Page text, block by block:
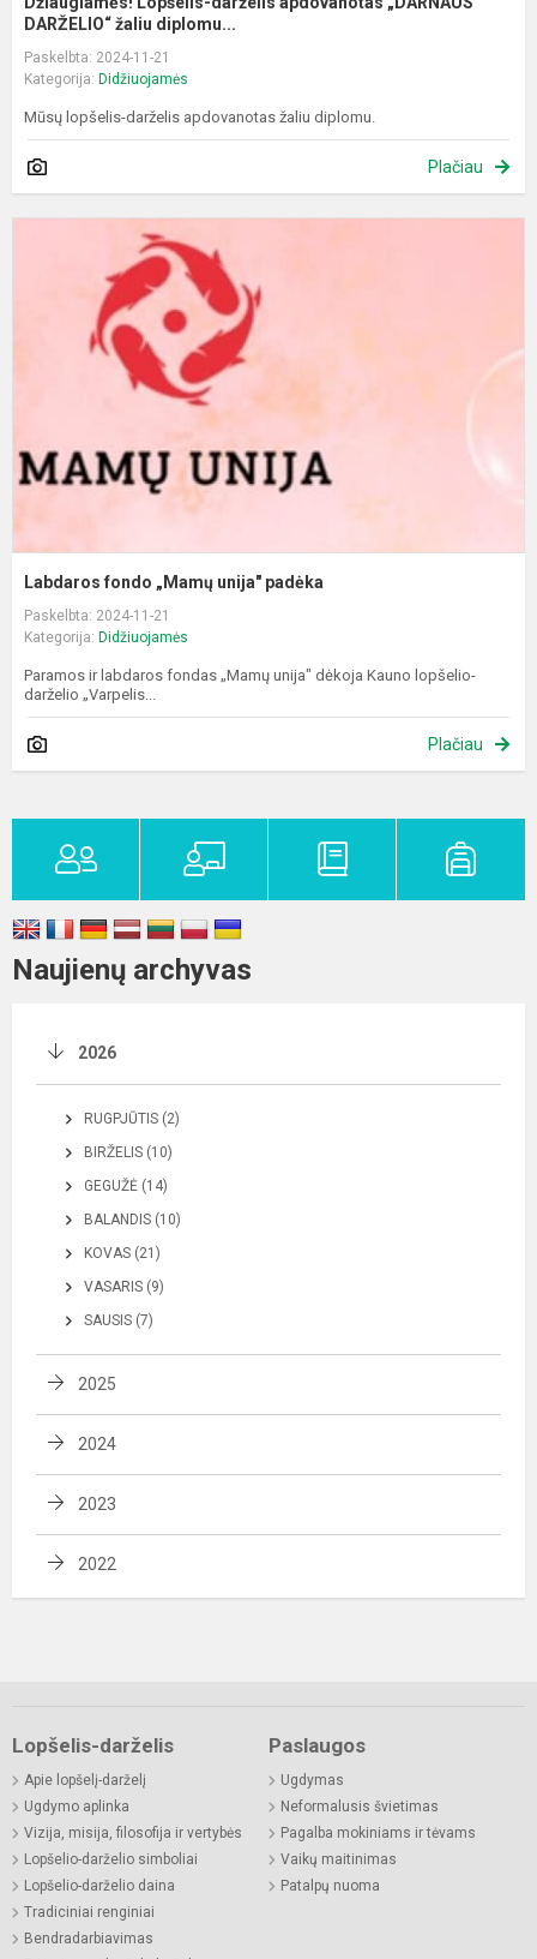
DARŽELIO“ žaliu diplomu...
Paskelbta: 2024-11-21
Kategorija: Didžiuojamės
Mūsų lopšelis-darželis apdovanotas žaliu diplomu.
Plačiau
Labdaros fondo „Mamų unija" padėka
Paskelbta: 2024-11-21
Kategorija: Didžiuojamės
Paramos ir labdaros fondas „Mamų unija" dėkoja Kauno lopšelio-
darželio „Varpelis...
Plačiau
Naujienų archyvas
2026
RUGPJŪTIS (2)
BIRŽELIS (10)
GEGUŽĖ (14)
BALANDIS (10)
KOVAS (21)
VASARIS (9)
SAUSIS (7)
2025
2024
2023
2022
Lopšelis-darželis
Apie lopšelį-darželį
Ugdymo aplinka
Vizija, misija, filosofija ir vertybės
Lopšelio-darželio simboliai
Lopšelio-darželio daina
Tradiciniai renginiai
Bendradarbiavimas
Paslaugos
Ugdymas
Neformalusis švietimas
Pagalba mokiniams ir tėvams
Vaikų maitinimas
Patalpų nuoma